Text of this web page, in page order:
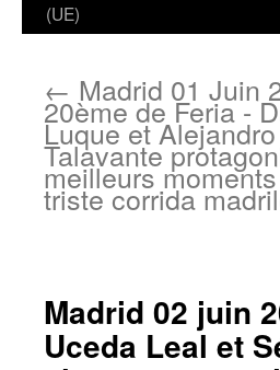
(UE)
← Madrid 01 Juin
20ème de Feria -
Luque et Alejandro
Talavante
meilleurs moments
triste corrida
Madrid 02 juin
Uceda Leal et